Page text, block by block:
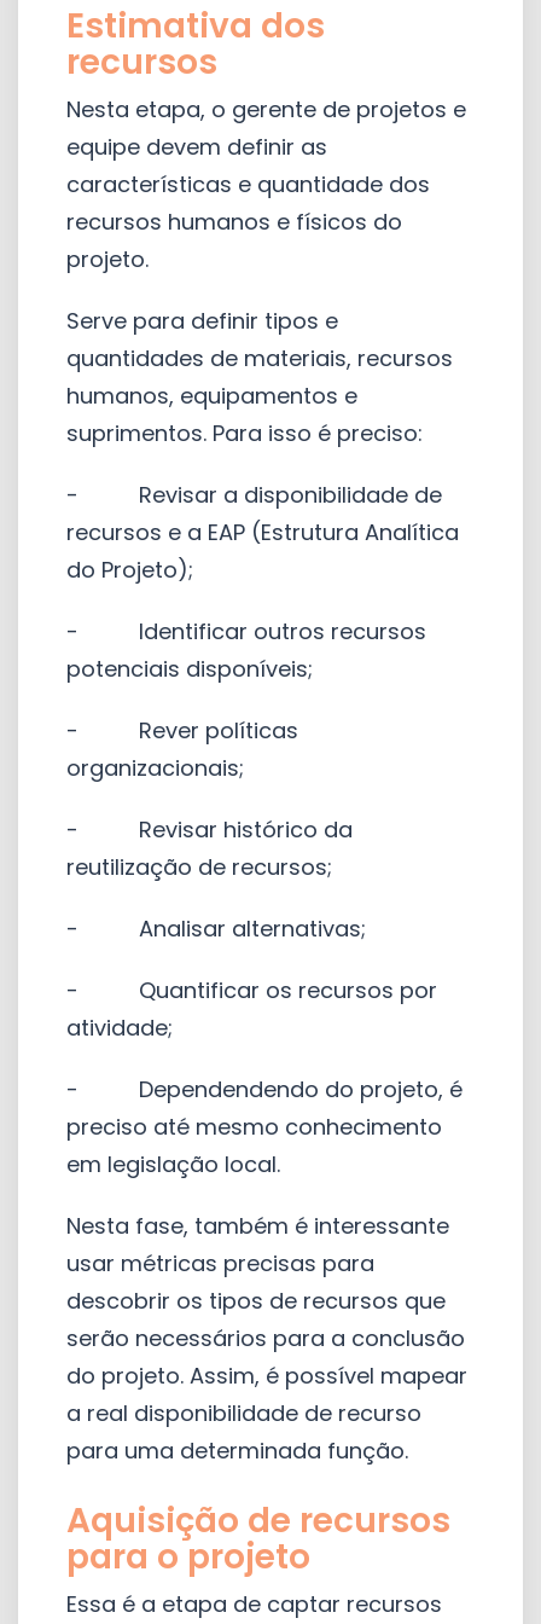
Estimativa dos
recursos
Nesta etapa, o gerente de projetos e
equipe devem definir as
características e quantidade dos
recursos humanos e físicos do
projeto.
Serve para definir tipos e
quantidades de materiais, recursos
humanos, equipamentos e
suprimentos. Para isso é preciso:
- Revisar a disponibilidade de
recursos e a EAP (Estrutura Analítica
do Projeto);
- Identificar outros recursos
potenciais disponíveis;
- Rever políticas
organizacionais;
- Revisar histórico da
reutilização de recursos;
- Analisar alternativas;
- Quantificar os recursos por
atividade;
- Dependendendo do projeto, é
preciso até mesmo conhecimento
em legislação local.
Nesta fase, também é interessante
usar métricas precisas para
descobrir os tipos de recursos que
serão necessários para a conclusão
do projeto. Assim, é possível mapear
a real disponibilidade de recurso
para uma determinada função.
Aquisição de recursos
para o projeto
Essa é a etapa de captar recursos